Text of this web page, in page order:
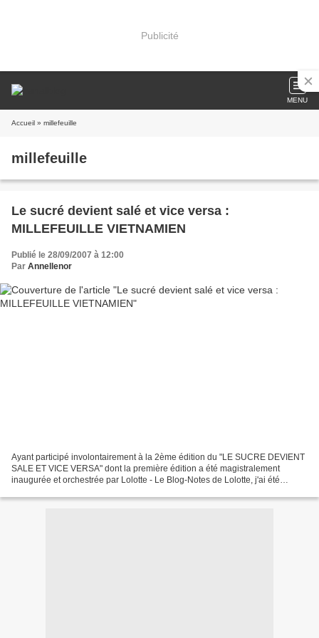
Publicité
MENU
Accueil » millefeuille
millefeuille
Le sucré devient salé et vice versa :
MILLEFEUILLE VIETNAMIEN
Publié le 28/09/2007 à 12:00
Par Annellenor
Ayant participé involontairement à la 2ème édition du "LE SUCRE DEVIENT
SALE ET VICE VERSA" dont la première édition a été magistralement
inaugurée et orchestrée par Lolotte - Le Blog-Notes de Lolotte, j'ai été